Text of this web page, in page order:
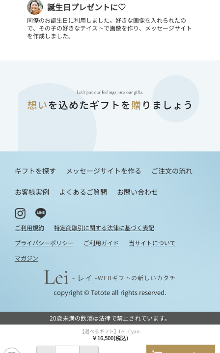
【選べるギフト】Lei -Cyan-
￥16,500(税込)
誕生日プレゼントに♡
同僚のお誕生日に利用しました。好きな画像を入れられたの
で、その子の好きなテイストで画像を作り、メッセージサイト
を作成しました。
ギフトを探す メッセージサイトを作る ご注文の流れ
お客様実例 よくあるご質問 お問い合わせ
ご利用規約
特定商取引に関する法律に基づく表記
プライパシーポリシー
ご利用ガイド
当サイトについて
マガジン
- レイ -WEBギフトの新しいカタチ
copyright © Tetote all rights reserved.
20歳未満の飲酒は法律で禁止されています。